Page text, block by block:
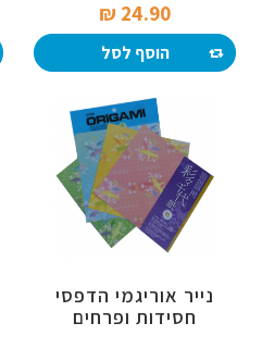
24.90 ₪‎
הוסף לסל
נייר אוריגמי הדפסי
חסידות ופרחים